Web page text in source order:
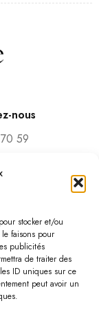
stocker et/ou
faisons pour
publicités
de traiter des
ID uniques sur ce
peut avoir un
nous
59
Bruxelles
-18:30